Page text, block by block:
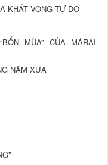
KHÁT VỌNG TỰ DO
MÙA” CỦA MÁRAI
NĂM XƯA